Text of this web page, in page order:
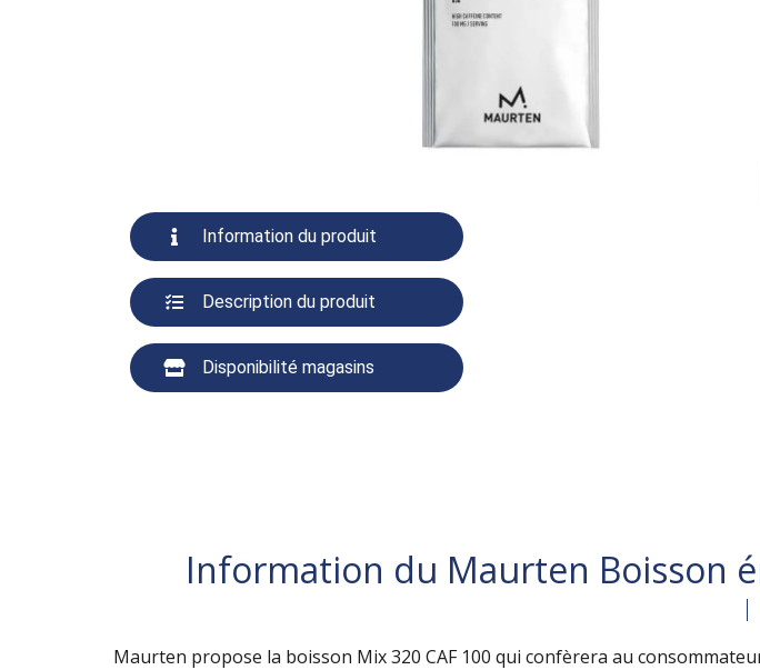
Information du produit
Description du produit
Disponibilité magasins
Information du Maurten Boisson
Maurten propose la boisson Mix 320 CAF 100 qui confèrera au